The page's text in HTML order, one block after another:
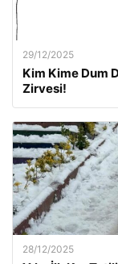
29/12/2025
Kim Kime Dum
Zirvesi!
28/12/2025